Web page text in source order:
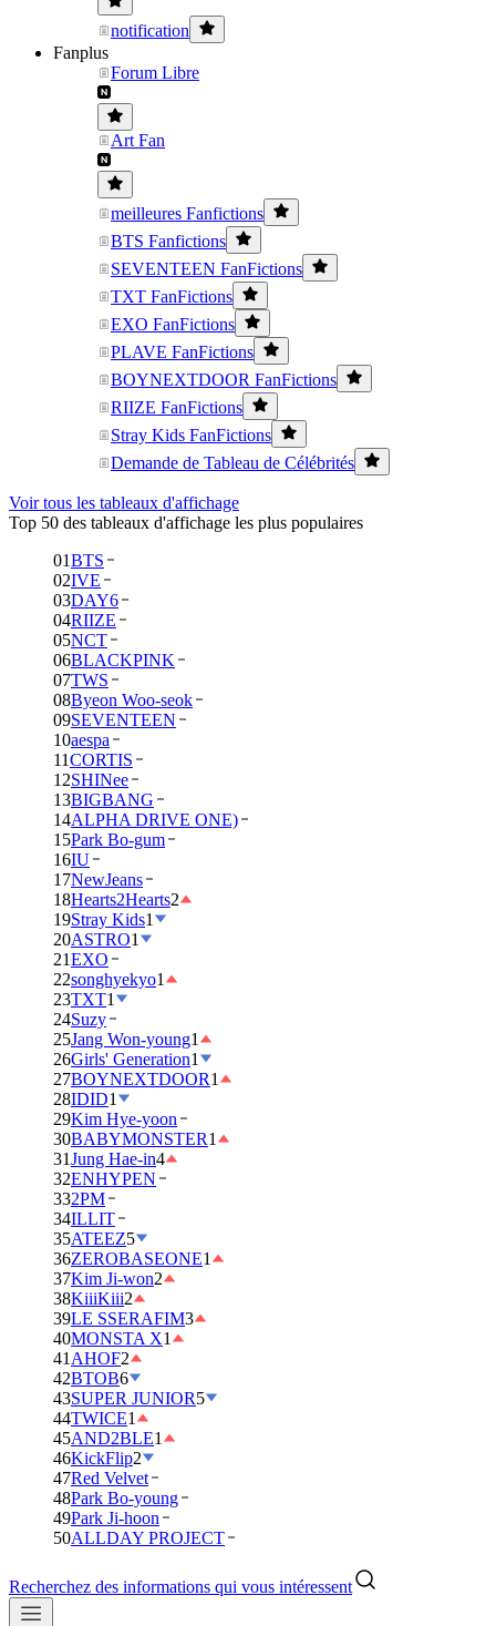
notification
Fanplus
Forum Libre
Art Fan
meilleures Fanfictions
BTS Fanfictions
SEVENTEEN FanFictions
TXT FanFictions
EXO FanFictions
PLAVE FanFictions
BOYNEXTDOOR FanFictions
RIIZE FanFictions
Stray Kids FanFictions
Demande de Tableau de Célébrités
Voir tous les tableaux d'affichage
Top 50 des tableaux d'affichage les plus populaires
01BTS
02IVE
03DAY6
04RIIZE
05NCT
06BLACKPINK
07TWS
08Byeon Woo-seok
09SEVENTEEN
10aespa
11CORTIS
12SHINee
13BIGBANG
14ALPHA DRIVE ONE)
15Park Bo-gum
16IU
17NewJeans
18Hearts2Hearts2
19Stray Kids1
20ASTRO1
21EXO
22songhyekyo1
23TXT1
24Suzy
25Jang Won-young1
26Girls' Generation1
27BOYNEXTDOOR1
28IDID1
29Kim Hye-yoon
30BABYMONSTER1
31Jung Hae-in4
32ENHYPEN
332PM
34ILLIT
35ATEEZ5
36ZEROBASEONE1
37Kim Ji-won2
38KiiiKiii2
39LE SSERAFIM3
40MONSTA X1
41 AHOF2
42BTOB6
43SUPER JUNIOR5
44TWICE1
45AND2BLE1
46KickFlip2
47Red Velvet
48Park Bo-young
49Park Ji-hoon
50ALLDAY PROJECT
Recherchez des informations qui vous intéressent